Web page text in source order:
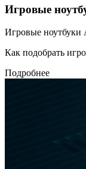
Игровые
Игровые ноутбуки
Как подобрать
Подробнее